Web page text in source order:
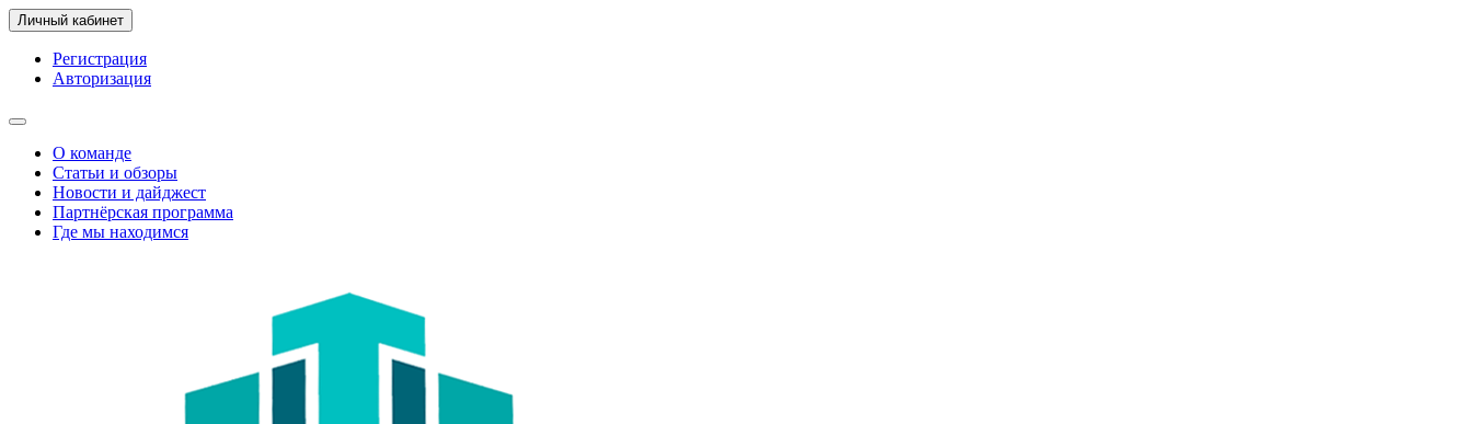
Личный кабинет
Регистрация
Авторизация
О команде
Статьи и обзоры
Новости и дайджест
Партнёрская программа
Где мы находимся